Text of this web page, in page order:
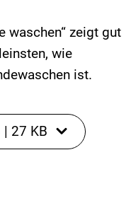
waschen“ zeigt gut
wie
ist.
| 27 KB